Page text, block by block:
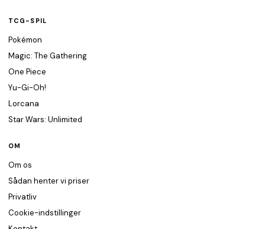
TCG-SPIL
Pokémon
Magic: The Gathering
One Piece
Yu-Gi-Oh!
Lorcana
Star Wars: Unlimited
OM
Om os
Sådan henter vi priser
Privatliv
Cookie-indstillinger